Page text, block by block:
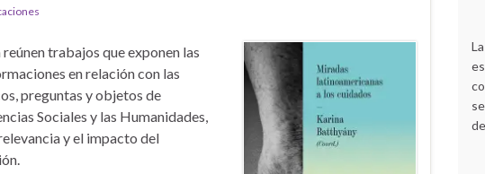
trabajos que exponen las
en relación con las
preguntas y objetos de
Sociales y las Humanidades,
y el impacto del